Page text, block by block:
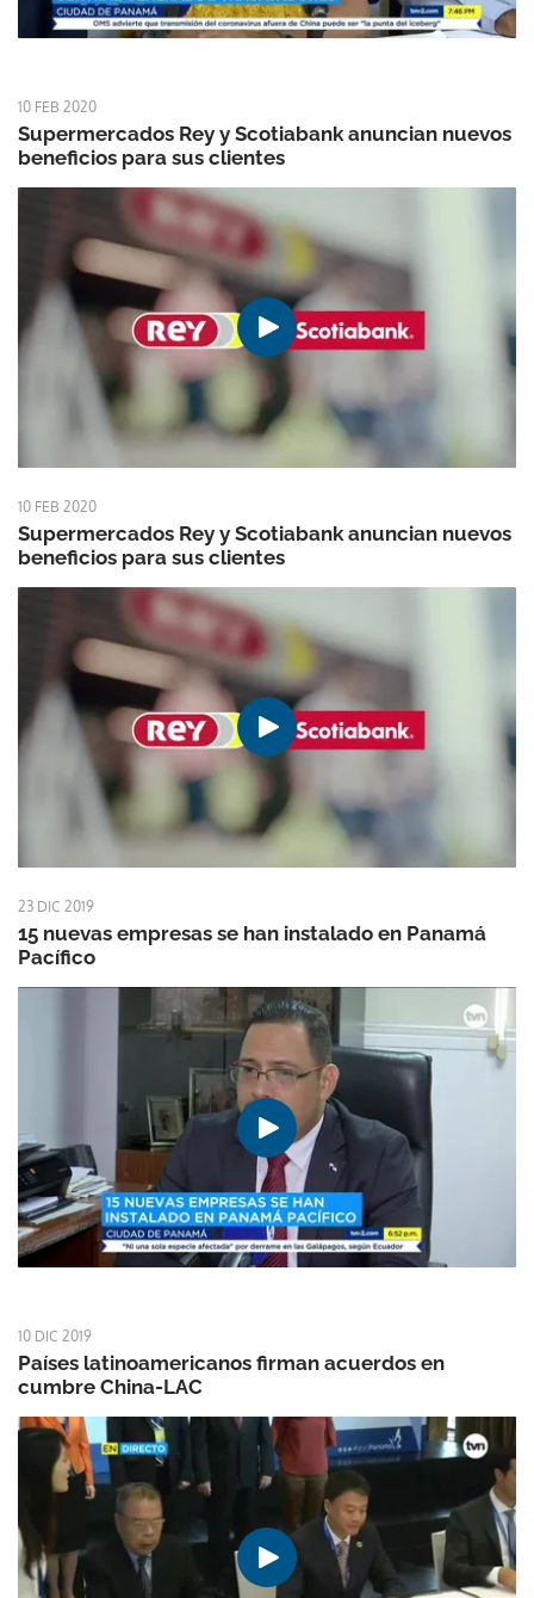
10 FEB 2020
Supermercados Rey y Scotiabank anuncian nuevos
beneficios para sus clientes
10 FEB 2020
Supermercados Rey y Scotiabank anuncian nuevos
beneficios para sus clientes
23 DIC 2019
15 nuevas empresas se han instalado en Panamá
Pacífico
10 DIC 2019
Países latinoamericanos firman acuerdos en
cumbre China-LAC